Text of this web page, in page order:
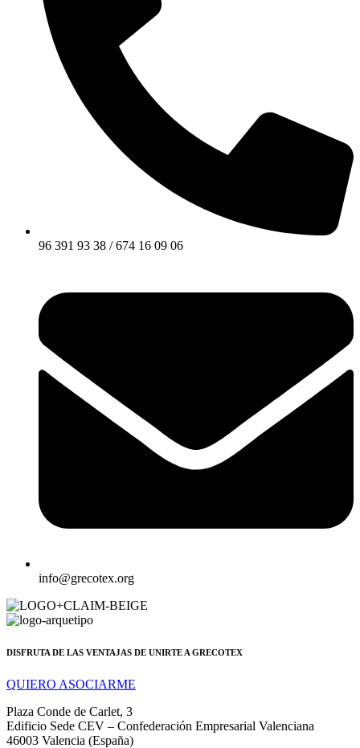
96 391 93 38 / 674 16 09 06
info@grecotex.org
DISFRUTA DE LAS VENTAJAS DE UNIRTE A GRECOTEX
QUIERO ASOCIARME
Plaza Conde de Carlet, 3
Edificio Sede CEV – Confederación Empresarial Valenciana
46003 Valencia (España)